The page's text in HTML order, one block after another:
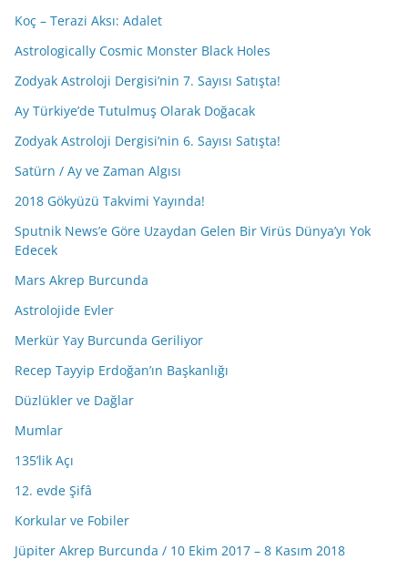
Koç – Terazi Aksı: Adalet
Astrologically Cosmic Monster Black Holes
Zodyak Astroloji Dergisi’nin 7. Sayısı Satışta!
Ay Türkiye’de Tutulmuş Olarak Doğacak
Zodyak Astroloji Dergisi’nin 6. Sayısı Satışta!
Satürn / Ay ve Zaman Algısı
2018 Gökyüzü Takvimi Yayında!
Sputnik News’e Göre Uzaydan Gelen Bir Virüs Dünya’yı Yok
Edecek
Mars Akrep Burcunda
Astrolojide Evler
Merkür Yay Burcunda Geriliyor
Recep Tayyip Erdoğan’ın Başkanlığı
Düzlükler ve Dağlar
Mumlar
135’lik Açı
12. evde Şifâ
Korkular ve Fobiler
Jüpiter Akrep Burcunda / 10 Ekim 2017 – 8 Kasım 2018